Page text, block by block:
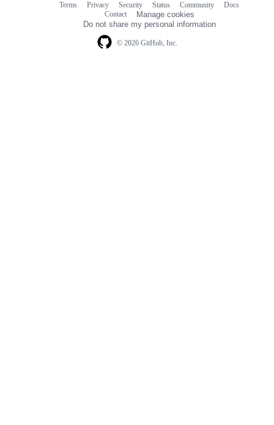
© 2026 GitHub, Inc.
Terms Privacy Security Status Community
Docs
Contact
Manage cookies
Do not share my personal information